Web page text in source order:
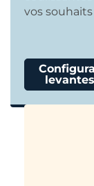
vos souhaits